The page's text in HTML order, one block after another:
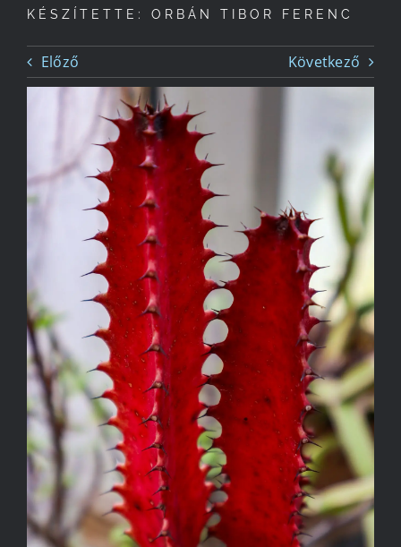
Tagjaink
Csatlakozz!
Történetünk
Kapcsolat
KÉSZÍTETTE: ORBÁN TIBOR FERENC
Előző Következő